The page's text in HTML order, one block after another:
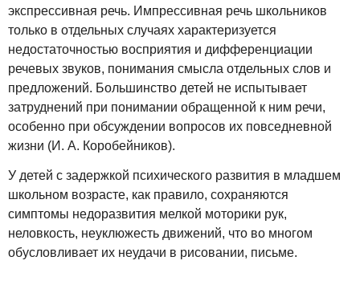
экспрессивная речь. Импрессивная речь школьников
только в отдельных случаях характеризуется
недостаточностью восприятия и дифференциации
речевых звуков, понимания смысла отдельных слов и
предложений. Большинство детей не испытывает
затруднений при понимании обращенной к ним речи,
особенно при обсуждении вопросов их повседневной
жизни (И. А. Коробейников).
У детей с задержкой психического развития в младшем
школьном возрасте, как правило, сохраняются
симптомы недоразвития мелкой моторики рук,
неловкость, неуклюжесть движений, что во многом
обусловливает их неудачи в рисовании, письме.